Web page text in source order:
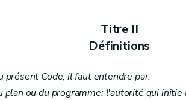
généraux de la participation du public
Titre II
Définitions
présent Code, il faut entendre par:
plan ou du programme: l'autorité qui